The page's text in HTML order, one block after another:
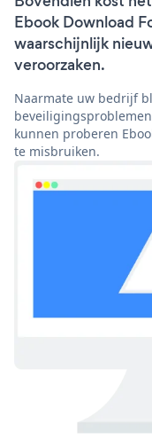
Ebook Download
waarschijnlijk
veroorzaken.
Naarmate uw bedrijf
kunnen proberen
te misbruiken.